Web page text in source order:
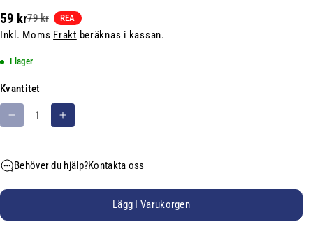
e
r
l
l
n
i
n
s
59 kr79 kr REA
Inkl. Moms Frakt beräknas i kassan.
I lager
Kvantitet
i
s
k
k
Ö
k
k
v
n
Behöver du hjälp?Kontakta oss
Lägg I Varukorgen